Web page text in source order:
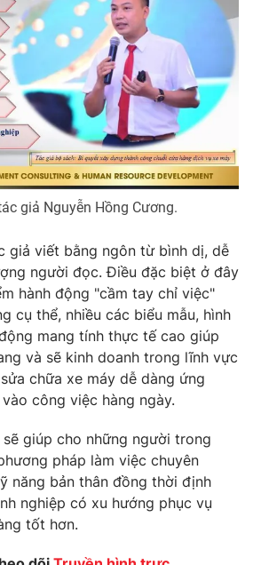
VTV
in và báo điện tử số 483/GP-BTTTT
Thủy
Thị Mỹ Hạnh, Phạm Quốc Thắng,
931 - 024.38 355 932
024.66 897 897
hình thức nếu không có sự chấp
rõ nguồn VTV.vn khi phát hành lại
giả Nguyễn Hồng Cương.
giả viết bằng ngôn từ bình dị, dễ
người đọc. Điều đặc biệt ở đây
hành động "cầm tay chỉ việc"
cụ thể, nhiều các biểu mẫu, hình
mang tính thực tế cao giúp
và sẽ kinh doanh trong lĩnh vực
chữa xe máy dễ dàng ứng
công việc hàng ngày.
giúp cho những người trong
pháp làm việc chuyên
năng bản thân đồng thời định
nghiệp có xu hướng phục vụ
tốt hơn.